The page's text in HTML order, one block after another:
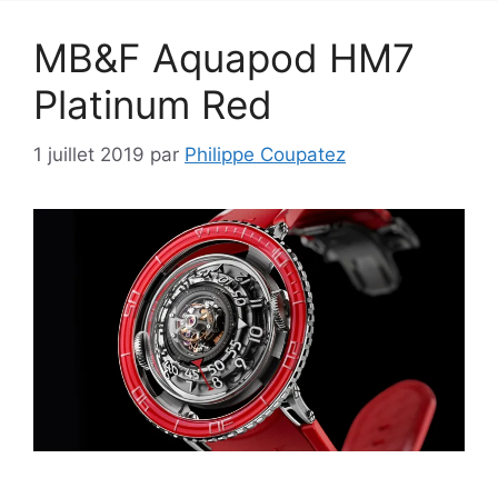
MB&F Aquapod HM7
Platinum Red
1 juillet 2019 par Philippe Coupatez